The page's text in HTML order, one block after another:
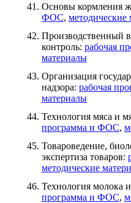
Основы кормления
ФОС, методические
Производственный
контроль: рабочая
материалы
Организация
надзора: рабочая
материалы
Технология мяса и
программа и ФОС,
Товароведение,
экспертиза товаров:
методические
Технология молока
программа и ФОС,